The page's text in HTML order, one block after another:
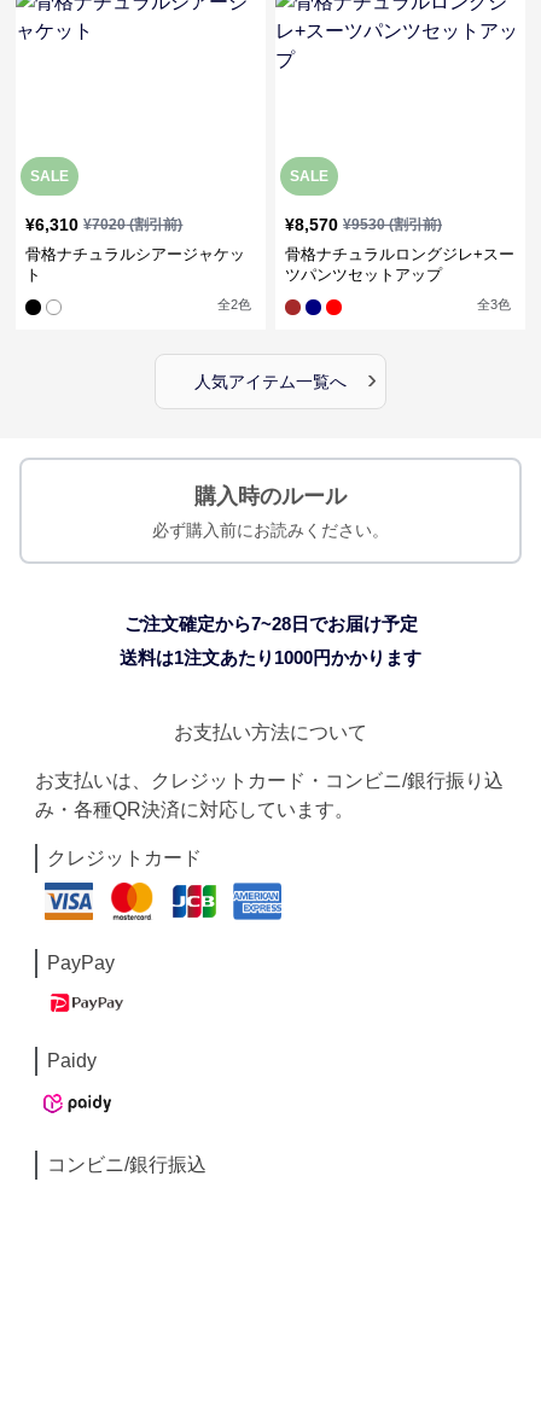
SALE
¥6,310 ¥7020(割引前)
骨格ナチュラルシアージャケッ
ト
全2色
SALE
¥8,570 ¥9530(割引前)
骨格ナチュラルロングジレ+スー
ツパンツセットアップ
全3色
人気アイテム一覧へ ›
購入時のルール
必ず購入前にお読みください。
ご注文確定から7~28日でお届け予定
送料は1注文あたり 1000円かかります
お支払い方法について
お支払いは、クレジットカード・コンビニ/銀行振り込
み・各種QR決済に対応しています。
クレジットカード
PayPay
Paidy
コンビニ/銀行振込